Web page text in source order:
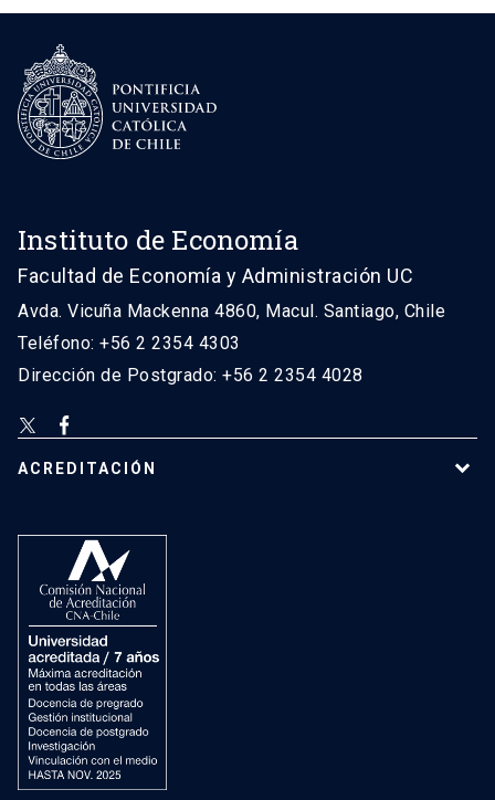
Instituto de Economía
Facultad de Economía y Administración UC
Avda. Vicuña Mackenna 4860, Macul. Santiago, Chile
Teléfono: +56 2 2354 4303
Dirección de Postgrado: +56 2 2354 4028
ACREDITACIÓN